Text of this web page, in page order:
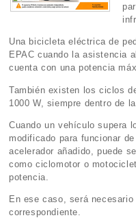
Una bicicleta eléctrica de
EPAC cuando la asistencia
cuenta con una potencia
También existen los ciclos
1000 W, siempre dentro de
Cuando un vehículo supera
modificado para funcionar
acelerador añadido, puede
como ciclomotor o
potencia.
En ese caso, será
correspondiente.